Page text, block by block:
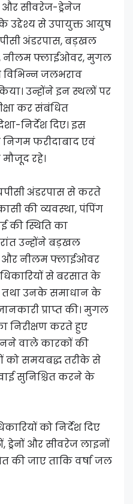
और सीवरेज-ड्रेनेज
उद्देश्य से उपायुक्त आयुष
अंडरपास, बड़खल
नीलम फ्लाईओवर, मुगल
विभिन्न जलभराव
उन्होंने इन स्थलों पर
कर संबंधित
निर्देश दिए। इस
फरीदाबाद एवं
रहे।
अंडरपास से करते
की व्यवस्था, पंपिंग
की स्थिति का
उन्होंने बड़खल
और नीलम फ्लाईओवर
से बरसात के
तथा उनके समाधान के
प्राप्त की। मुगल
निरीक्षण करते हुए
वाले कारकों की
को समयबद्ध तरीके से
सुनिश्चित करने के
को निर्देश दिए
ड्रेनों और सीवरेज लाइनों
की जाए ताकि वर्षा जल